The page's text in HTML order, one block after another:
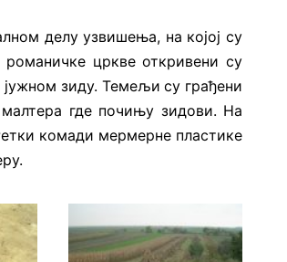
делу узвишења, на којој су
цркве откривени су
зиду. Темељи су грађени
где почињу зидови. На
комади мермерне пластике